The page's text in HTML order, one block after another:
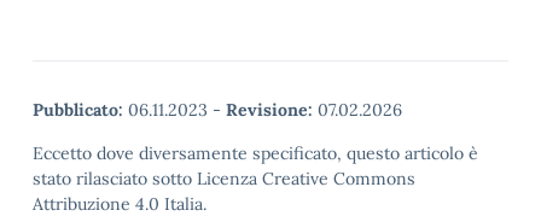
Pubblicato: 06.11.2023 - Revisione: 07.02.2026
Eccetto dove diversamente specificato, questo articolo è
stato rilasciato sotto Licenza Creative Commons
Attribuzione 4.0 Italia.